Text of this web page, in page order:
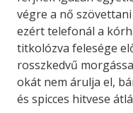
végre a nő
ezért telefonál a
titkolózva felesége
rosszkedvű
okát nem árulja el,
és spicces hitvese